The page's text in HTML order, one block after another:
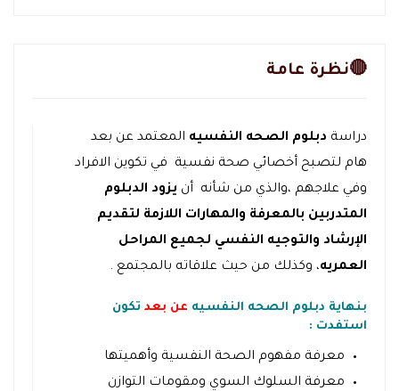
🔴نظرة عامة
دراسة دبلوم الصحه النفسيه المعتمد عن بعد
هام لتصبح أخصائي صحة نفسية في تكوين الافراد
وفي علاجهم ،والذي من شأنه أن يزود الدبلوم
المتدربين بالمعرفة والمهارات اللازمة لتقديم
الإرشاد والتوجيه النفسي لجميع المراحل
العمريه، وكذلك من حيث علاقاته بالمجتمع .
بنهاية دبلوم الصحه النفسيه عن بعد تكون
استفدت :
معرفة مفهوم الصحة النفسية وأهميتها
معرفة السلوك السوي ومقومات التوازن